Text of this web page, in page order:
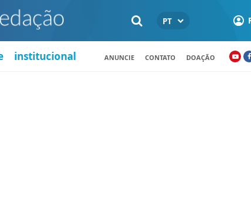
PT
institucional ANUNCIE CONTATO DOAÇÃO